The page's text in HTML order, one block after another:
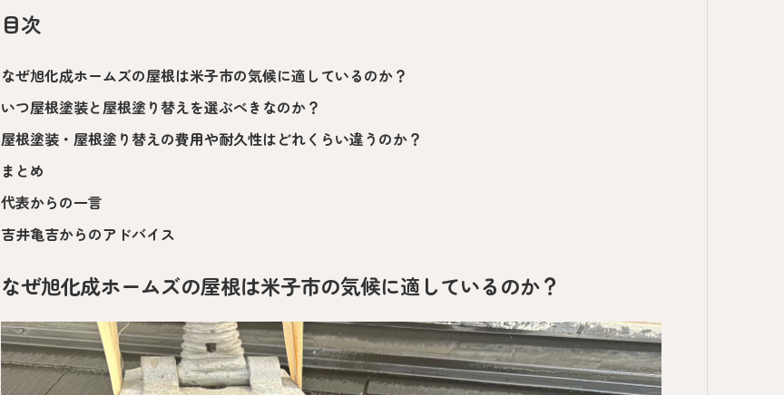
目次
なぜ旭化成ホームズの屋根は米子市の気候に適しているのか？
いつ屋根塗装と屋根塗り替えを選ぶべきなのか？
屋根塗装・屋根塗り替えの費用や耐久性はどれくらい違うのか？
まとめ
代表からの一言
吉井亀吉からのアドバイス
なぜ旭化成ホームズの屋根は米子市の気候に適しているのか？